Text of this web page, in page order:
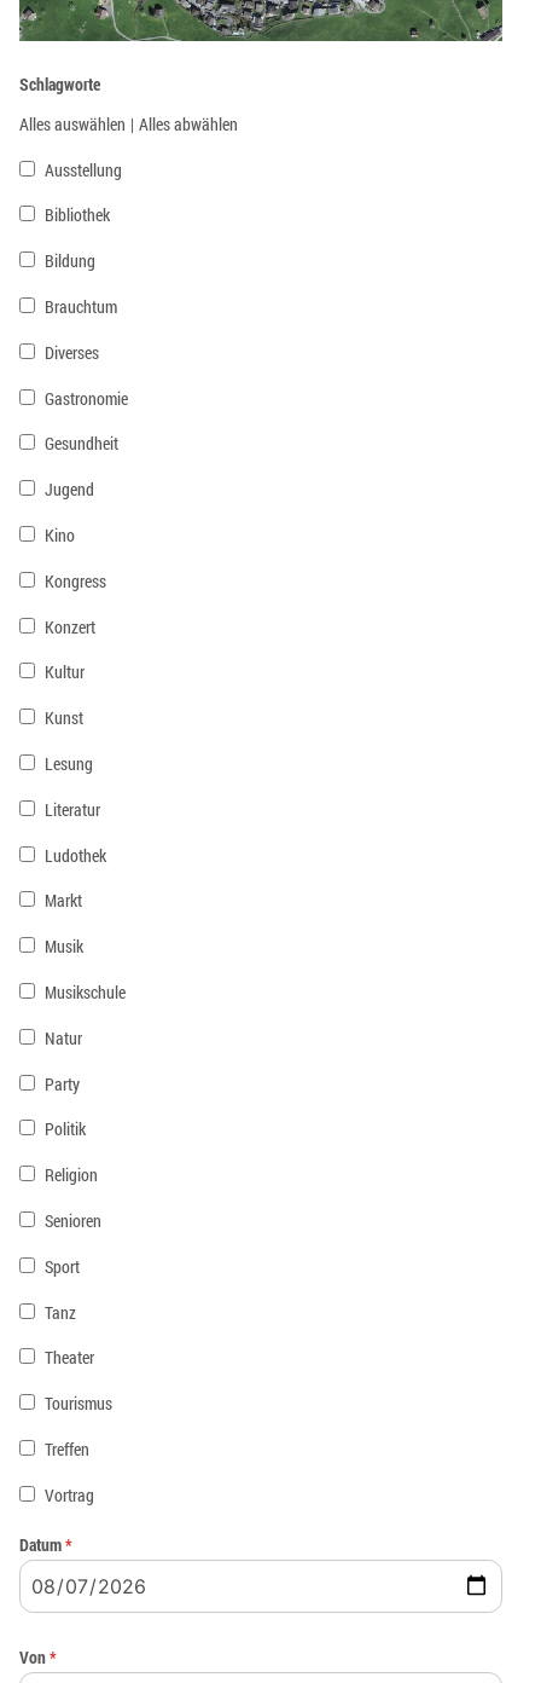
Schlagworte
Alles auswählen | Alles abwählen
Ausstellung
Bibliothek
Bildung
Brauchtum
Diverses
Gastronomie
Gesundheit
Jugend
Kino
Kongress
Konzert
Kultur
Kunst
Lesung
Literatur
Ludothek
Markt
Musik
Musikschule
Natur
Party
Politik
Religion
Senioren
Sport
Tanz
Theater
Tourismus
Treffen
Vortrag
Datum*
Von*